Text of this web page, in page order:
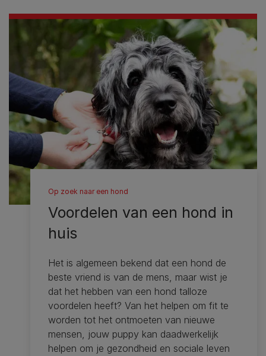
Op zoek naar een hond
Voordelen van een hond in
huis
Het is algemeen bekend dat een hond de
beste vriend is van de mens, maar wist je
dat het hebben van een hond talloze
voordelen heeft? Van het helpen om fit te
worden tot het ontmoeten van nieuwe
mensen, jouw puppy kan daadwerkelijk
helpen om je gezondheid en sociale leven